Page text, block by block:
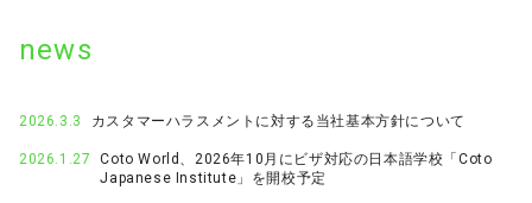
news
2026.3.3 カスタマーハラスメントに対する当社基本方針について
2026.1.27
Coto World、2026年10月にビザ対応の日本語学校「Coto
Japanese Institute」を開校予定